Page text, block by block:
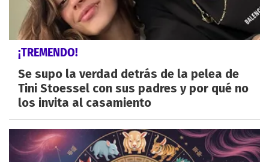
¡TREMENDO!
Se supo la verdad detrás de la pelea de
Tini Stoessel con sus padres y por qué no
los invita al casamiento